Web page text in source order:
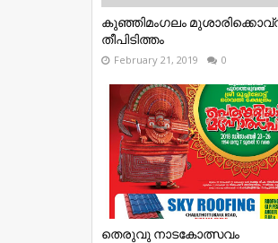
കുഞ്ഞിമംഗലം
തീപിടിത്തം
February 21, 2019 0
തെരുവു നാടകോത്സവം